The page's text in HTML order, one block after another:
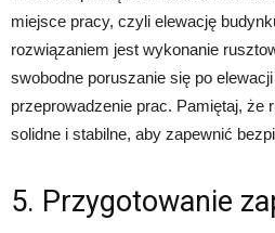
miejsce pracy, czyli elewację
rozwiązaniem jest wykonanie
swobodne poruszanie się po
przeprowadzenie prac. Pamiętaj, że
solidne i stabilne, aby zapewnić
5. Przygotowanie